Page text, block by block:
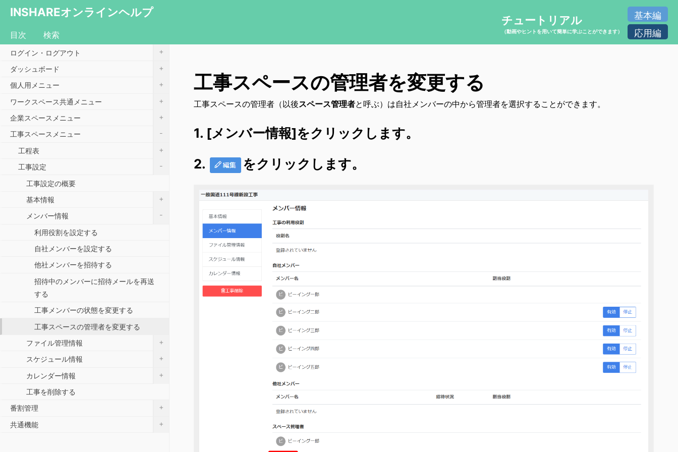
INSHAREオンラインヘルプ
目次 検索
チュートリアル
（動画やヒントを用いて簡単に学ぶことができます）
基本編
応用編
工事スペースの管理者を変更する
工事スペースの管理者（以後スペース管理者と呼ぶ）は自社メンバーの中から管理者を選択することができます。
1. [メンバー情報]をクリックします。
2.
をクリックします。
ログイン・ログアウト +
ダッシュボード +
個人用メニュー +
ワークスペース共通メニュー +
企業スペースメニュー +
工事スペースメニュー -
工程表 +
工事設定 -
工事設定の概要
基本情報
+
メンバー情報 -
利用役割を設定する
自社メンバーを設定する
他社メンバーを招待する
招待中のメンバーに招待メールを再送
する
工事メンバーの状態を変更する
工事スペースの管理者を変更する
ファイル管理情報
+
スケジュール情報 +
カレンダー情報 +
工事を削除する
番割管理
+
共通機能 +